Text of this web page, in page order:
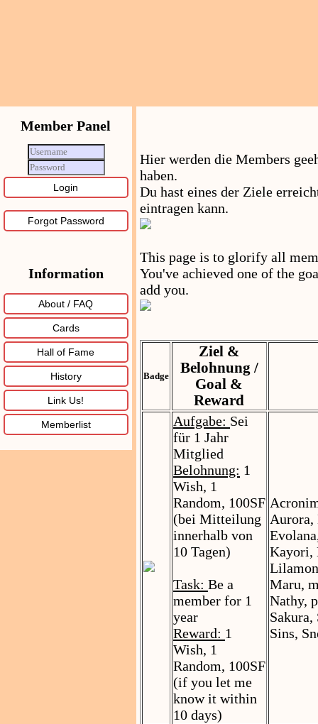
Member Panel
Forgot Password
Information
About / FAQ
Cards
Hall of Fame
History
Link Us!
Memberlist
Hier werden die Members
haben.
Du hast eines der Ziele
eintragen kann.
This page is to glorify all
You've achieved one of the
add you.
Badge
Ziel &
Belohnung /
Goal &
Reward
Aufgabe: Sei
für 1 Jahr
Mitglied
Belohnung: 1
Wish, 1
Random, 100SF
(bei Mitteilung
innerhalb von
10 Tagen)
Task: Be a
member for 1
year
Reward: 1
Wish, 1
Random, 100SF
(if you let me
know it within
10 days)
Aurora,
Kayori,
Maru,
Nathy,
Sins,